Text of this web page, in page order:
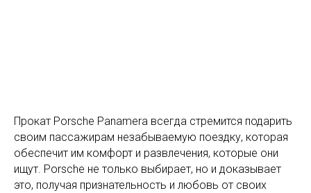
Прокат Porsche Panamera всегда стремится подарить
своим пассажирам незабываемую поездку, которая
обеспечит им комфорт и развлечения, которые они
ищут. Porsche не только выбирает, но и доказывает
это, получая признательность и любовь от своих